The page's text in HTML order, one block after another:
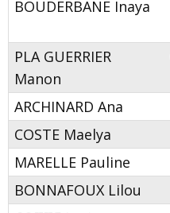
BOUDERBANE Inaya
PLA GUERRIER
Manon
ARCHINARD Ana
COSTE Maelya
MARELLE Pauline
BONNAFOUX Lilou